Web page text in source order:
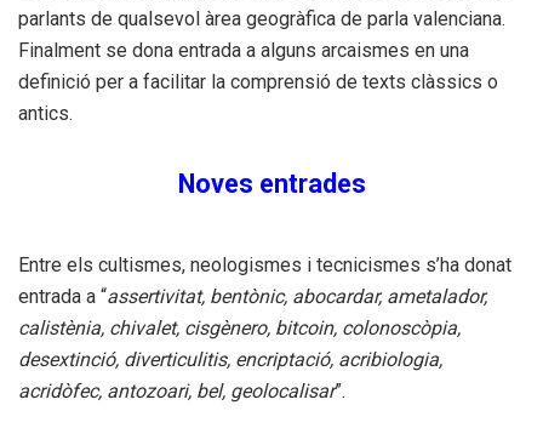
parlants de qualsevol àrea geogràfica de parla valenciana.
Finalment se dona entrada a alguns arcaismes en una
definició per a facilitar la comprensió de texts clàssics o
antics.
Noves entrades
Entre els cultismes, neologismes i tecnicismes s’ha donat
entrada a “assertivitat, bentònic, abocardar, ametalador,
calistènia, chivalet, cisgènero, bitcoin, colonoscòpia,
desextinció, diverticulitis, encriptació, acribiologia,
acridòfec, antozoari, bel, geolocalisar”.